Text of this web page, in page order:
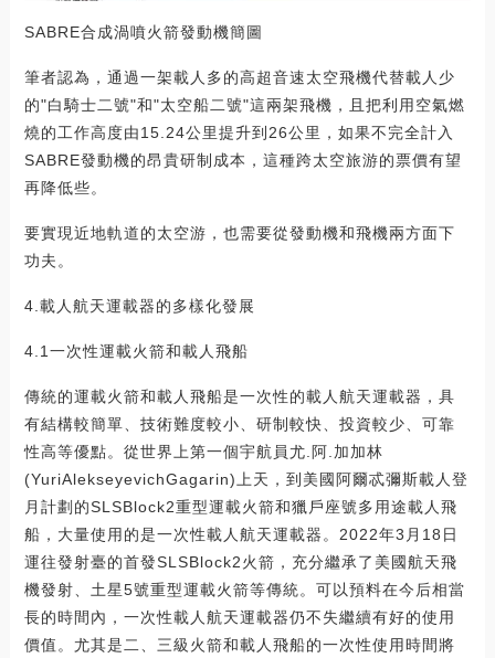
SABRE合成渦噴火箭發動機簡圖
筆者認為，通過一架載人多的高超音速太空飛機代替載人少
的"白騎士二號"和"太空船二號"這兩架飛機，且把利用空氣燃
燒的工作高度由15.24公里提升到26公里，如果不完全計入
SABRE發動機的昂貴研制成本，這種跨太空旅游的票價有望
再降低些。
要實現近地軌道的太空游，也需要從發動機和飛機兩方面下
功夫。
4.載人航天運載器的多樣化發展
4.1一次性運載火箭和載人飛船
傳統的運載火箭和載人飛船是一次性的載人航天運載器，具
有結構較簡單、技術難度較小、研制較快、投資較少、可靠
性高等優點。從世界上第一個宇航員尤.阿.加加林
(YuriAlekseyevichGagarin)上天，到美國阿爾忒彌斯載人登
月計劃的SLSBlock2重型運載火箭和獵戶座號多用途載人飛
船，大量使用的是一次性載人航天運載器。2022年3月18日
運往發射臺的首發SLSBlock2火箭，充分繼承了美國航天飛
機發射、土星5號重型運載火箭等傳統。可以預料在今后相當
長的時間內，一次性載人航天運載器仍不失繼續有好的使用
價值。尤其是二、三級火箭和載人飛船的一次性使用時間將